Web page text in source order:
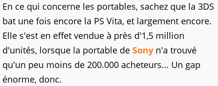
En ce qui concerne les portables, sachez que la 3DS
bat une fois encore la PS Vita, et largement encore.
Elle s'est en effet vendue à près d'1,5 million
d'unités, lorsque la portable de Sony n'a trouvé
qu'un peu moins de 200.000 acheteurs... Un gap
énorme, donc.